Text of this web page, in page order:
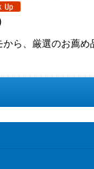
から、厳選のお薦